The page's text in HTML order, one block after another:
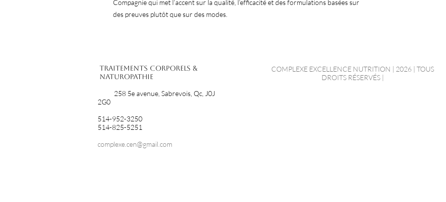
Compagnie qui met l’accent sur la qualité, l’efficacité et des formulations basées sur
des preuves plutôt que sur des modes.
Traitements corporels &
Naturopathie
258 5e avenue, Sabrevois, Qc, J0J
2G0
514-952-3250
514-825-5251
complexe.cen@gmail.com
COMPLEXE EXCELLENCE NUTRITION | 2026 | TOUS
DROITS RÉSERVÉS |